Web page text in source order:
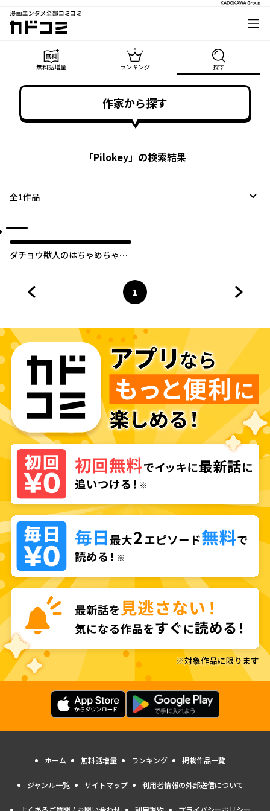
漫画エンタメ全部コミコミ
カドコミ
無料話増量 ランキング 探す
作家から探す
「Pilokey」の検索結果
全1作品
ダチョウ獣人のはちゃめちゃ無
ページ
1
へ
ホーム 無料話増量 ランキング 掲載作品一覧
ジャンル一覧 サイトマップ 利用者情報の外部送信について